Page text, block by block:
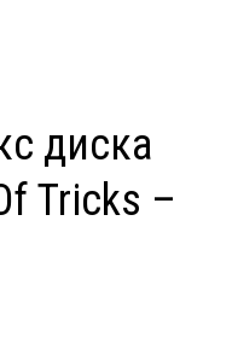
диска
Tricks –